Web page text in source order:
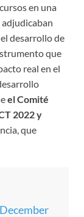
en una
desarrollo de
que
real en el
el Comité
2022 y
que
December